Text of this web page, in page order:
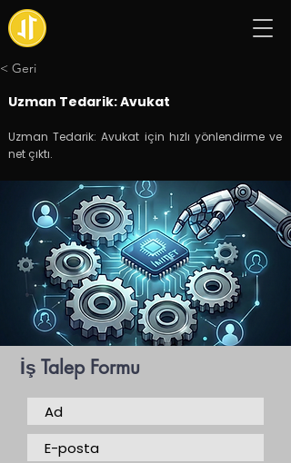
< Geri
Uzman Tedarik: Avukat
Uzman Tedarik: Avukat için hızlı yönlendirme ve
net çıktı.
İş Talep Formu